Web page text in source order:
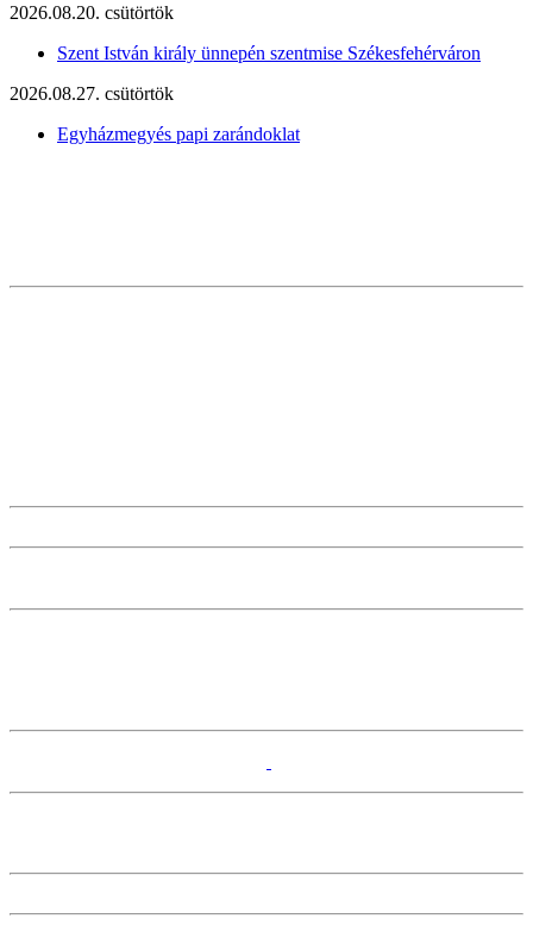
2026.08.20. csütörtök
Szent István király ünnepén szentmise Székesfehérváron
2026.08.27. csütörtök
Egyházmegyés papi zarándoklat